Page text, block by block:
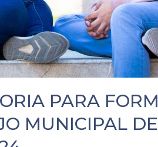
PARA
MUNICIPAL